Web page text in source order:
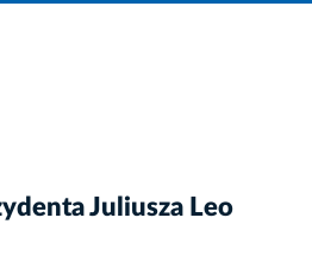
Juliusza Leo